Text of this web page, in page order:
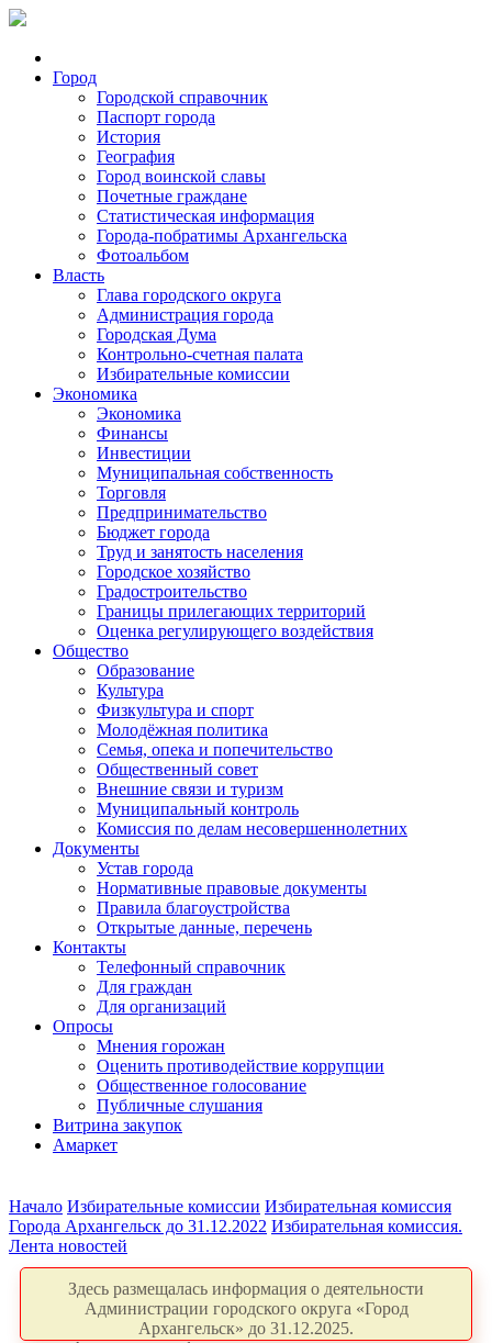
Город
Городской справочник
Паспорт города
История
География
Город воинской славы
Почетные граждане
Статистическая информация
Города-побратимы Архангельска
Фотоальбом
Власть
Глава городского округа
Администрация города
Городская Дума
Контрольно-счетная палата
Избирательные комиссии
Экономика
Экономика
Финансы
Инвестиции
Муниципальная собственность
Торговля
Предпринимательство
Бюджет города
Труд и занятость населения
Городское хозяйство
Градостроительство
Границы прилегающих территорий
Оценка регулирующего воздействия
Общество
Образование
Культура
Физкультура и спорт
Молодёжная политика
Семья, опека и попечительство
Общественный совет
Внешние связи и туризм
Муниципальный контроль
Комиссия по делам несовершеннолетних
Документы
Устав города
Нормативные правовые документы
Правила благоустройства
Открытые данные, перечень
Контакты
Телефонный справочник
Для граждан
Для организаций
Опросы
Мнения горожан
Оценить противодействие коррупции
Общественное голосование
Публичные слушания
Витрина закупок
Амаркет
Начало Избирательные комиссии Избирательная комиссия
Города Архангельск до 31.12.2022 Избирательная комиссия.
Лента новостей
Здесь размещалась информация о деятельности
Администрации городского округа «Город
Архангельск» до 31.12.2025.